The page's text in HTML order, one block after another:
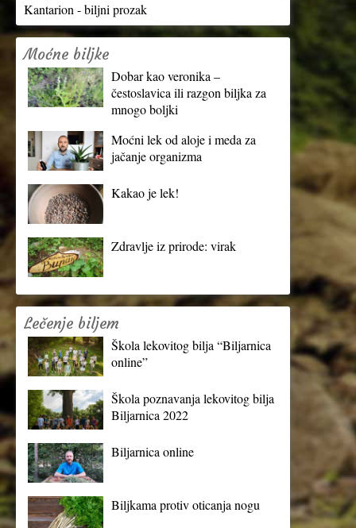
Kantarion - biljni prozak
Moćne biljke
Dobar kao veronika –
čestoslavica ili razgon biljka za
mnogo boljki
Moćni lek od aloje i meda za
jačanje organizma
Kakao je lek!
Zdravlje iz prirode: virak
Lečenje biljem
Škola lekovitog bilja “Biljarnica
online”
Škola poznavanja lekovitog bilja
Biljarnica 2022
Biljarnica online
Biljkama protiv oticanja nogu